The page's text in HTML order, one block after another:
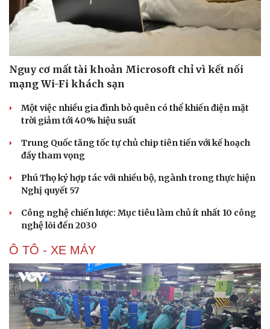
Nguy cơ mất tài khoản Microsoft chỉ vì kết nối
mạng Wi-Fi khách sạn
Một việc nhiều gia đình bỏ quên có thể khiến điện mặt
trời giảm tới 40% hiệu suất
Trung Quốc tăng tốc tự chủ chip tiên tiến với kế hoạch
đầy tham vọng
Phú Thọ ký hợp tác với nhiều bộ, ngành trong thực hiện
Nghị quyết 57
Công nghệ chiến lược: Mục tiêu làm chủ ít nhất 10 công
nghệ lõi đến 2030
Ô TÔ - XE MÁY